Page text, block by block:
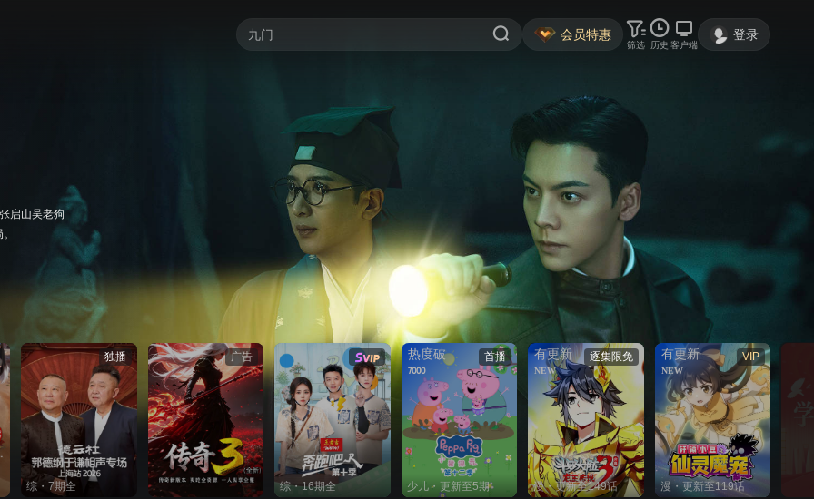
会员特惠
筛选 历史 客户端
登录
独播
综・7期全
广告
综・16期全
首播
热度破
7000
少儿・更新至5期
逐集限免
有更新
NEW
漫・更新至149话
VIP
有更新
NEW
漫・更新至119话